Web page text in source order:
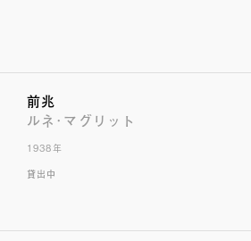
前兆
ルネ･マグリット
1938年
貸出中